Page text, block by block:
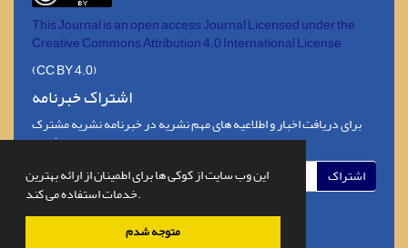
این وب سایت از کوکی ها برای اطمینان از ارائه بهترین
خدمات استفاده می کند.
متوجه شدم
This Journal is an open access Journal Licensedunder the
Creative Commons Attribution 4.0 International License
(CC BY 4.0)
اشتراک خبرنامه
برای دریافت اخبار و اطلاعیه های مهم نشریه در خبرنامه نشریه مشترک
شوید.
اشتراک